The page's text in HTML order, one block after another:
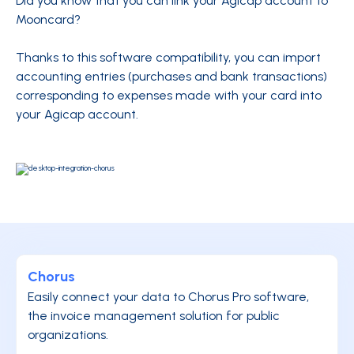
Mooncard?
Thanks to this software compatibility, you can import
accounting entries (purchases and bank transactions)
corresponding to expenses made with your card into
your Agicap account.
Chorus
Easily connect your data to Chorus Pro software,
the invoice management solution for public
organizations.